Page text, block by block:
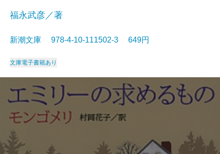
福永武彦／著
新潮文庫 978-4-10-111502-3 649円
文庫電子書籍あり